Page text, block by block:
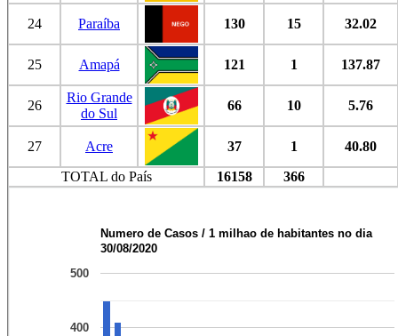
24 Paraíba 130 15 32.02
25 Amapá 121 1 137.87
26
Rio Grande
do Sul
66 10 5.76
27 Acre 37 1
40.80
TOTAL do País
16158 366
Numero de Casos / 1 milhao de habitantes no dia
30/08/2020
400
500